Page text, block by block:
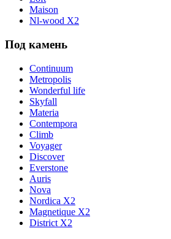
Maison
Nl-wood X2
Под камень
Continuum
Metropolis
Wonderful life
Skyfall
Materia
Contempora
Climb
Voyager
Discover
Everstone
Auris
Nova
Nordica X2
Magnetique X2
District X2